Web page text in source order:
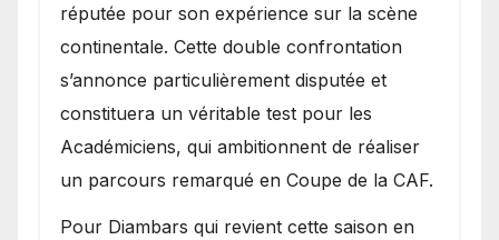
réputée pour son expérience sur la scène
continentale. Cette double confrontation
s’annonce particulièrement disputée et
constituera un véritable test pour les
Académiciens, qui ambitionnent de réaliser
un parcours remarqué en Coupe de la CAF.
Pour Diambars qui revient cette saison en